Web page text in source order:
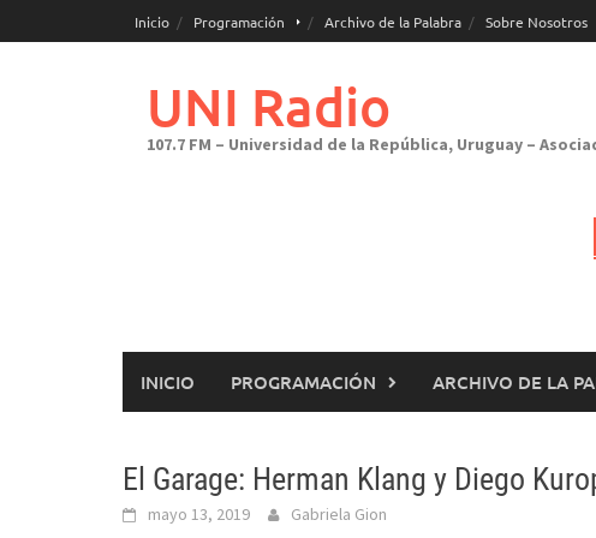
al
Inicio Programación Archivo de la Palabra Sobre Nosotros
UNI Radio
107.7 FM – Universidad de la República, Uruguay –
INICIO PROGRAMACIÓN ARCHIVO DE LA
El Garage: Herman Klang y Diego
mayo 13, 2019 Gabriela Gion